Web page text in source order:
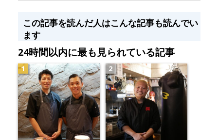
この記事を読んだ人はこんな記事も読んでい
ます
24時間以内に最も見られている記事